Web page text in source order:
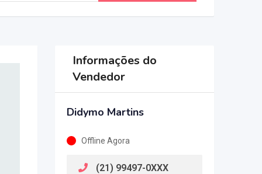
Informações do
Vendedor
Didymo Martins
Offline Agora
(21) 99497-0XXX